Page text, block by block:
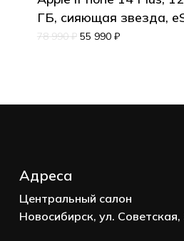
ГБ, сияющая звезда,
78 990₽ 55 990 ₽
Адреса
Центральный салон
Новосибирск, ул. Советская,